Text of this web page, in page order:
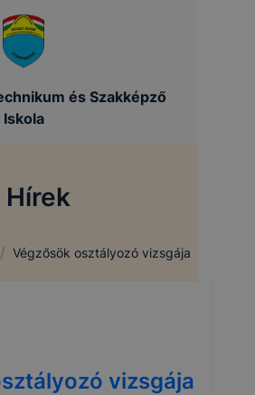
és Szakképző
Iskola
Hírek
/ Végzősök osztályozó vizsgája
vizsgája